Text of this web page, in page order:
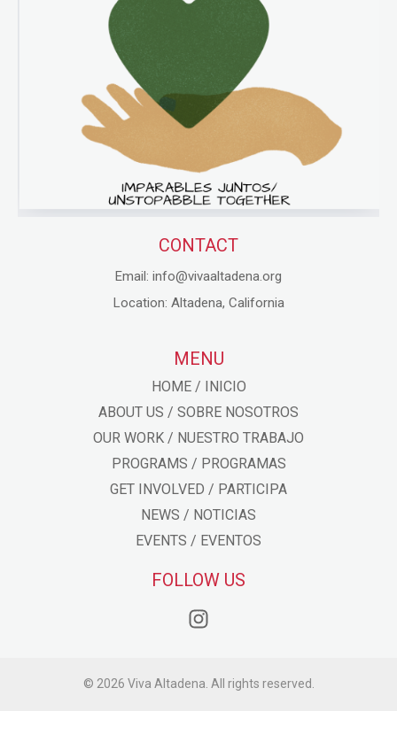
CONTACT
Email: info@vivaaltadena.org
Location: Altadena, California
MENU
HOME / INICIO
ABOUT US / SOBRE NOSOTROS
OUR WORK / NUESTRO TRABAJO
PROGRAMS / PROGRAMAS
GET INVOLVED / PARTICIPA
NEWS / NOTICIAS
EVENTS / EVENTOS
FOLLOW US
© 2026 Viva Altadena. All rights reserved.